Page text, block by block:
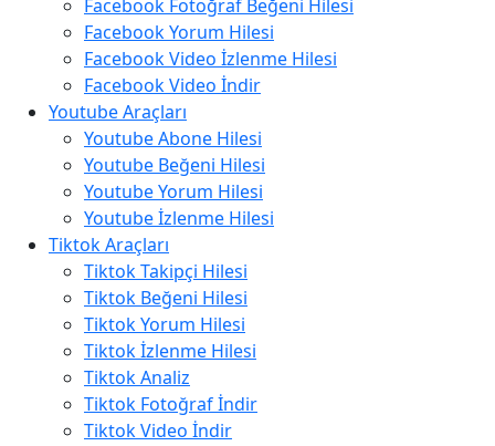
Facebook Fotoğraf Beğeni Hilesi
Facebook Yorum Hilesi
Facebook Video İzlenme Hilesi
Facebook Video İndir
Youtube Araçları
Youtube Abone Hilesi
Youtube Beğeni Hilesi
Youtube Yorum Hilesi
Youtube İzlenme Hilesi
Tiktok Araçları
Tiktok Takipçi Hilesi
Tiktok Beğeni Hilesi
Tiktok Yorum Hilesi
Tiktok İzlenme Hilesi
Tiktok Analiz
Tiktok Fotoğraf İndir
Tiktok Video İndir